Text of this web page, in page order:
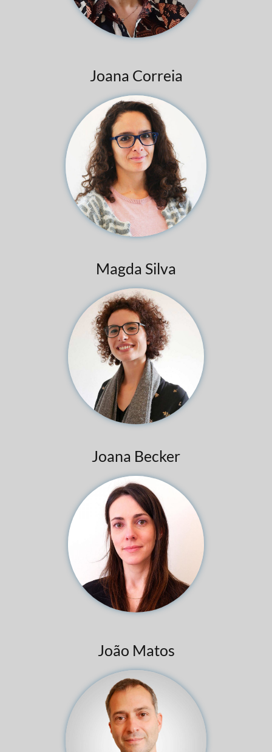
Joana Correia
Magda Silva
Joana Becker
João Matos